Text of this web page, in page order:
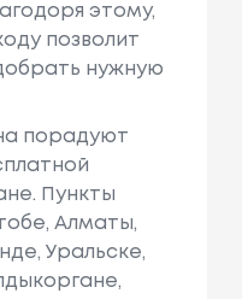
этому,
позволит
нужную
порадуют
Пункты
Алматы,
Уральске,